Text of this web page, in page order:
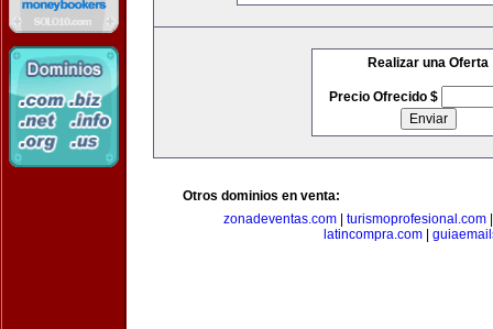
Realizar una Oferta
Precio Ofrecido $
Otros dominios en venta:
zonadeventas.com| turismoprofesional.com
latincompra.com|